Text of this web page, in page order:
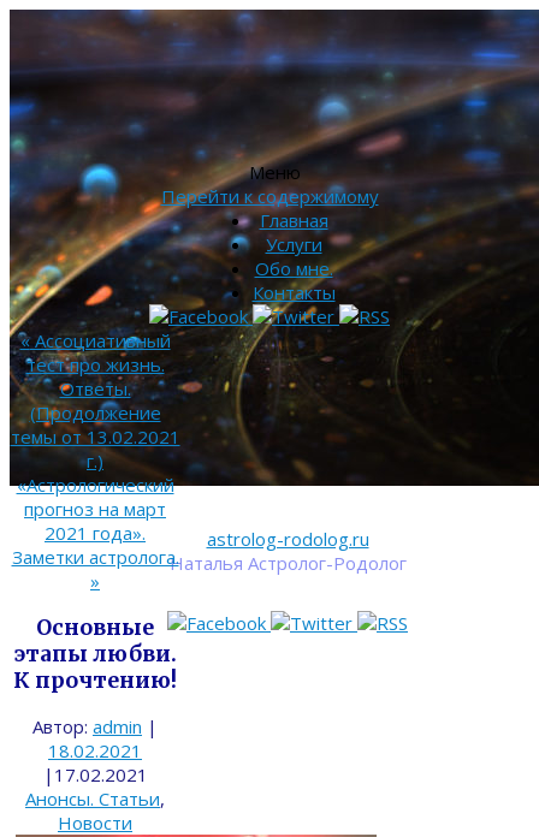
astrolog-rodolog.ru
Наталья Астролог-Родолог
Меню
Перейти к содержимому
Главная
Услуги
Обо мне.
Контакты
«Ассоциативный
тест про жизнь.
Ответы.
(Продолжение
темы от 13.02.2021
г.)
«Астрологический
прогноз на март
2021 года».
Заметки астролога.
»
Основные
этапы любви.
К прочтению!
Автор: admin |
18.02.2021
| 17.02.2021
Анонсы. Статьи,
Новости